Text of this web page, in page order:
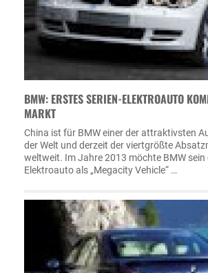
BMW: ERSTES SERIEN-ELEKTROAUTO
MARKT
China ist für BMW einer der attraktivsten
der Welt und derzeit der viertgrößte
weltweit. Im Jahre 2013 möchte BMW sein
Elektroauto als „Megacity Vehicle“ …